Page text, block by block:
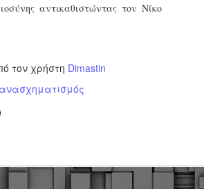
αντικαθιστώντας τον Νίκο
τον χρήστη Dimastin
ανασχηματισμός
JUN
Δημοτική Αστυνομία
Θεσσαλονίκης: Ένταση